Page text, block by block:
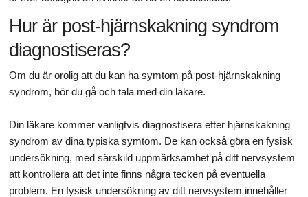
Hur är post-hjärnskakning syndrom
diagnostiseras?
Om du är orolig att du kan ha symtom på post-hjärnskakning
syndrom, bör du gå och tala med din läkare.
Din läkare kommer vanligtvis diagnostisera efter hjärnskakning
syndrom av dina typiska symtom. De kan också göra en fysisk
undersökning, med särskild uppmärksamhet på ditt nervsystem
att kontrollera att det inte finns några tecken på eventuella
problem. En fysisk undersökning av ditt nervsystem innehåller